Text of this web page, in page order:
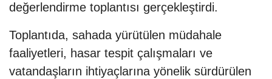
değerlendirme toplantısı gerçekleştirdi.
Toplantıda, sahada yürütülen müdahale
faaliyetleri, hasar tespit çalışmaları ve
vatandaşların ihtiyaçlarına yönelik sürdürülen